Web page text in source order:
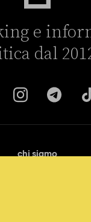
e
dal
chi siamo